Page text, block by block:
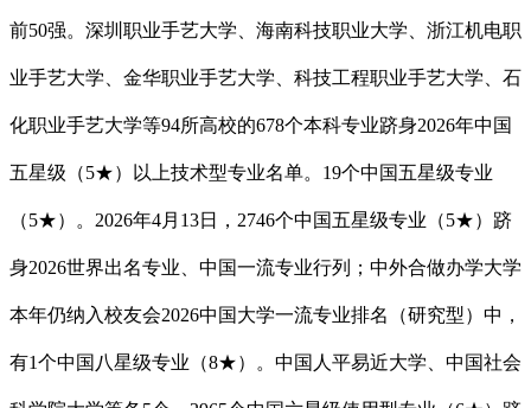
前50强。深圳职业手艺大学、海南科技职业大学、浙江机电职
业手艺大学、金华职业手艺大学、科技工程职业手艺大学、石
化职业手艺大学等94所高校的678个本科专业跻身2026年中国
五星级（5★）以上技术型专业名单。19个中国五星级专业
（5★）。2026年4月13日，2746个中国五星级专业（5★）跻
身2026世界出名专业、中国一流专业行列；中外合做办学大学
本年仍纳入校友会2026中国大学一流专业排名（研究型）中，
有1个中国八星级专业（8★）。中国人平易近大学、中国社会